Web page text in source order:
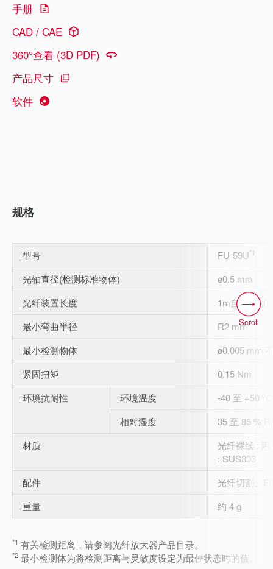
手册
CAD / CAE
360°查看 (3D PDF)
产品尺寸
软件
规格
型号 FU-59U*1
光轴直径(检测标准物体)
ø0.5 mm
光纤装置长度
1m自由切割
最小弯曲半径
R2 mm
最小检测物体
ø0.005 mm
紧固扭矩
0.15 Nm
环境抗耐性
环境温度
-40 至 +50
相对湿度
35 至 85 %
材质
光纤裸线 :
: SUS303
配件
光纤切割、
重量
约 4 g
*1 有关检测距离，请参阅光纤放大器产品目录。
*2 最小检测体为将检测距离与灵敏度设定为最佳状态时的值。
Scroll